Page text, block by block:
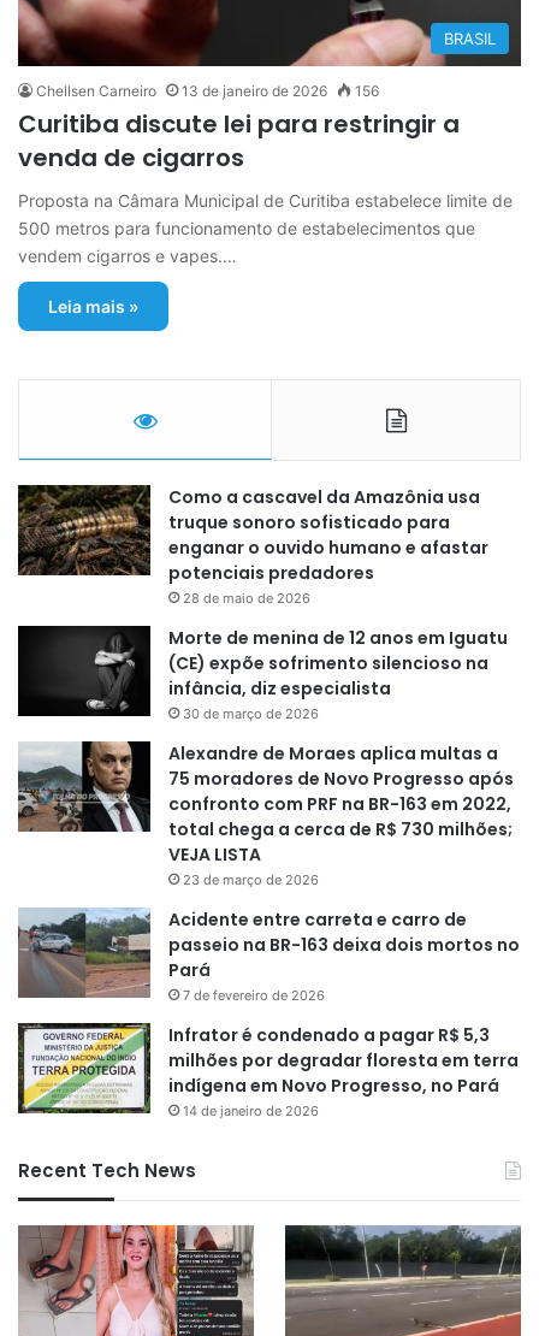
BRASIL
Chellsen Carneiro 13 de janeiro de 2026 156
Curitiba discute lei para restringir a
venda de cigarros
Proposta na Câmara Municipal de Curitiba estabelece limite de
500 metros para funcionamento de estabelecimentos que
vendem cigarros e vapes.…
Leia mais »
Como a cascavel da Amazônia usa
truque sonoro sofisticado para
enganar o ouvido humano e afastar
potenciais predadores
28 de maio de 2026
Morte de menina de 12 anos em Iguatu
(CE) expõe sofrimento silencioso na
infância, diz especialista
30 de março de 2026
Alexandre de Moraes aplica multas a
75 moradores de Novo Progresso após
confronto com PRF na BR-163 em 2022,
total chega a cerca de R$ 730 milhões;
VEJA LISTA
23 de março de 2026
Acidente entre carreta e carro de
passeio na BR-163 deixa dois mortos no
Pará
7 de fevereiro de 2026
Infrator é condenado a pagar R$ 5,3
milhões por degradar floresta em terra
indígena em Novo Progresso, no Pará
14 de janeiro de 2026
Recent Tech News